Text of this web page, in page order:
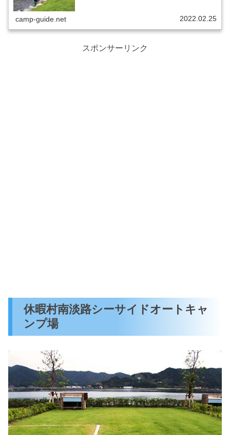
camp-guide.net 2022.02.25
スポンサーリンク
休暇村南淡路シーサイドオートキャ
ンプ場